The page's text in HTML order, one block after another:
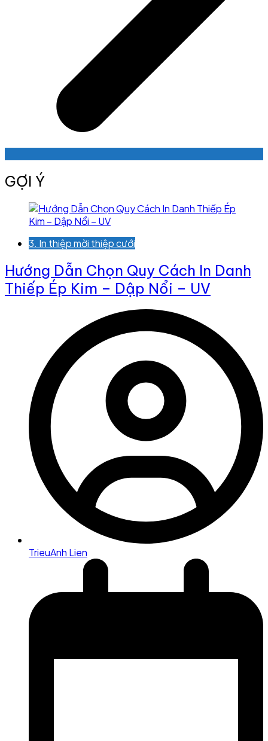
GỢI Ý
3. In thiệp mời thiệp cưới
Hướng Dẫn Chọn Quy Cách In Danh
Thiếp Ép Kim – Dập Nổi – UV
TrieuAnh Lien